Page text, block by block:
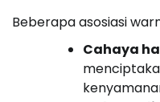
Beberapa asosiasi
Cahaya